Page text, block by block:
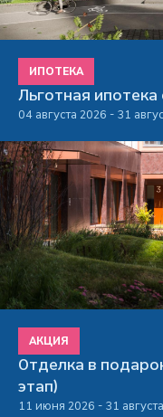
ИПОТЕКА
Льготная
04 августа 2026 - 31
АКЦИЯ
Отделка в
этап)
11 июня 2026 - 31